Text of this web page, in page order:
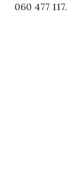
060 477 117.